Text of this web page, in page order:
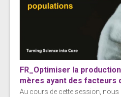
FR_Optimiser la
mères ayant des facteurs
Au cours de cette session,